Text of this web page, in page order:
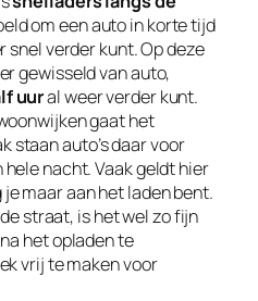
om een auto in korte tijd
snel verder kunt. Op deze
gewisseld van auto,
uural weer verder kunt.
gaat het
staan auto’s daar voor
hele nacht. Vaak geldt hier
maar aan het laden bent.
straat, is het wel zo fijn
het opladen te
vrij te maken voor